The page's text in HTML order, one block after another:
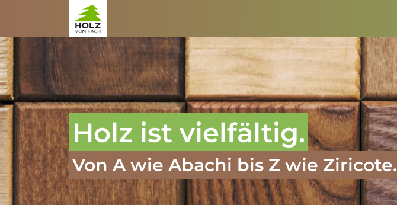
Zum Inhalt springen
Holz ist vielfältig.
Von A wie Abachi bis Z wie Ziricote.